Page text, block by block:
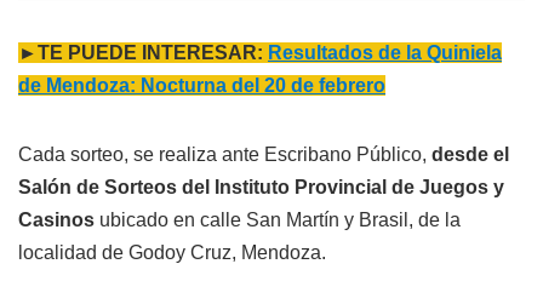
►TE PUEDE INTERESAR: Resultados de la Quiniela
de Mendoza: Nocturna del 20 de febrero
Cada sorteo, se realiza ante Escribano Público, desde el
Salón de Sorteos del Instituto Provincial de Juegos y
Casinos ubicado en calle San Martín y Brasil, de la
localidad de Godoy Cruz, Mendoza.